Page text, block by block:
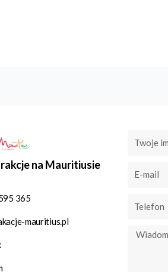
na Mauritiusie
365
mauritius.pl